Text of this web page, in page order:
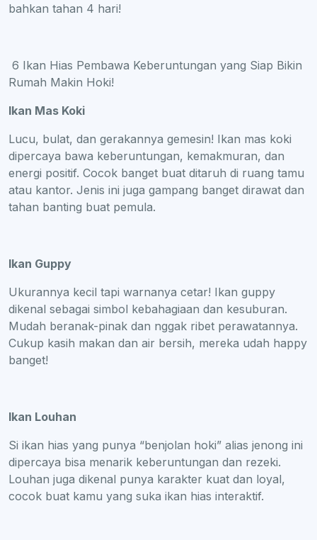
bahkan tahan 4 hari!
6 Ikan Hias Pembawa Keberuntungan yang Siap Bikin
Rumah Makin Hoki!
Ikan Mas Koki
Lucu, bulat, dan gerakannya gemesin! Ikan mas koki
dipercaya bawa keberuntungan, kemakmuran, dan
energi positif. Cocok banget buat ditaruh di ruang tamu
atau kantor. Jenis ini juga gampang banget dirawat dan
tahan banting buat pemula.
Ikan Guppy
Ukurannya kecil tapi warnanya cetar! Ikan guppy
dikenal sebagai simbol kebahagiaan dan kesuburan.
Mudah beranak-pinak dan nggak ribet perawatannya.
Cukup kasih makan dan air bersih, mereka udah happy
banget!
Ikan Louhan
Si ikan hias yang punya “benjolan hoki” alias jenong ini
dipercaya bisa menarik keberuntungan dan rezeki.
Louhan juga dikenal punya karakter kuat dan loyal,
cocok buat kamu yang suka ikan hias interaktif.